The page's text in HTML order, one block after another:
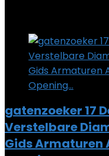
gatenzoeker 17
Verstelbare
Gids Armaturen